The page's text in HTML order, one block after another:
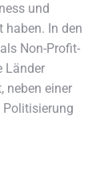
und
haben. In den
Non-Profit-
Länder
neben einer
Politisierung